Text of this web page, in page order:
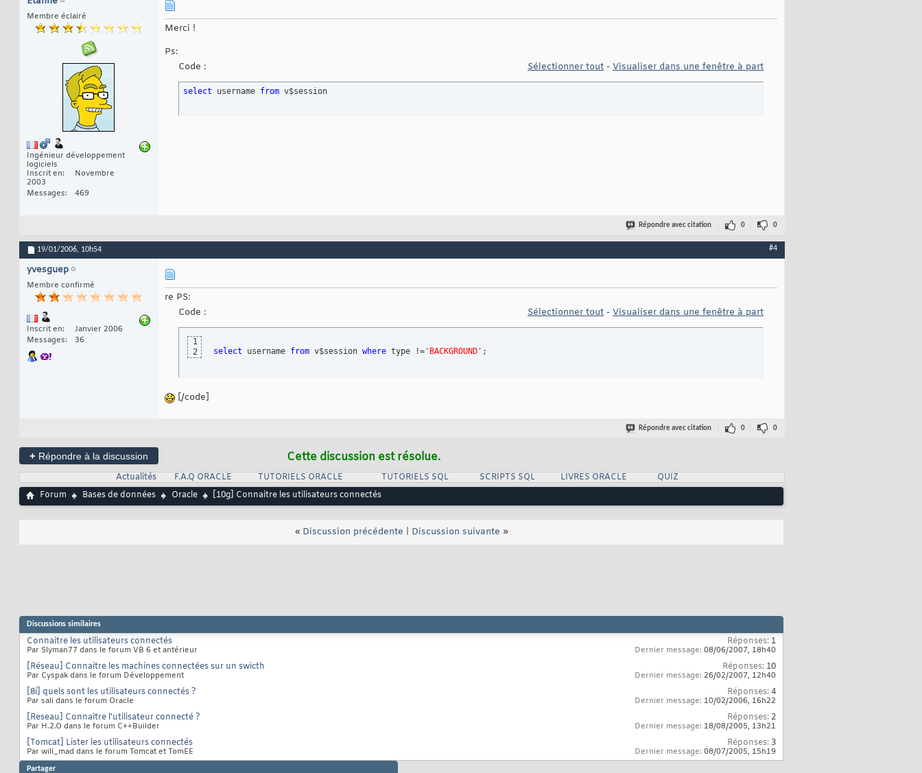
Membre éclairé
Ingénieur développement
logiciels
Inscrit en
Novembre
2003
Messages
469
Merci !
Ps:
Code :
Sélectionner tout - Visualiser dans une fenêtre à part
select username from v$session
Répondre avec citation 0 0
19/01/2006, 10h54 #4
yvesguep
Membre confirmé
Inscrit en
Janvier 2006
Messages
36
re PS:
Code :
Sélectionner tout - Visualiser dans une fenêtre à part
1
2
select username from v$session where type != 'BACKGROUND' ;
[/code]
Répondre avec citation 0 0
+ Répondre à la discussion Cette discussion est résolue.
Actualités F.A.Q ORACLE TUTORIELS ORACLE TUTORIELS SQL SCRIPTS SQL LIVRES ORACLE
QUIZ
Forum
Bases de données Oracle [10g] Connaitre les utilisateurs connectés
« Discussion précédente Discussion suivante »
Discussions similaires
Connaitre les utilisateurs connectés
Par Slyman77 dans le forum VB 6 et antérieur
Réponses: 1
Dernier message: 08/06/2007, 18h40
[Réseau] Connaitre les machines connectées sur un swicth
Par Cyspak dans le forum Développement
Réponses: 10
Dernier message: 26/02/2007, 12h40
[8i] quels sont les utilisateurs connectés ?
Par sali dans le forum Oracle
Réponses:4
Dernier message: 10/02/2006, 16h22
[Reseau] Connaitre l'utilisateur connecté ?
Par H.2.O dans le forum C++Builder
Réponses: 2
Dernier message: 18/08/2005, 13h21
[Tomcat] Lister les utilisateurs connectés
Par will_mad dans le forum Tomcat et TomEE
Réponses: 3
Dernier message: 08/07/2005, 15h19
Partager